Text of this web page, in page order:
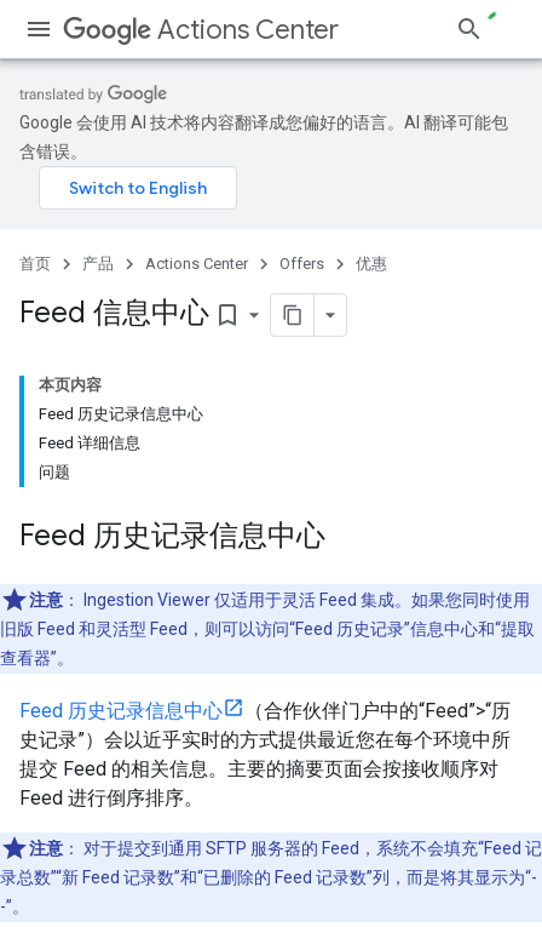
Actions Center
Google 会使用 AI 技术将内容翻译成您偏好的语言。AI 翻译可能包
含错误。
首页 产品 Actions Center Offers 优惠
Feed 信息中心 bookmark_border
本页内容
Feed 历史记录信息中心
Feed 详细信息
问题
Feed 历史记录信息中心
注意 ：
Ingestion Viewer 仅适用于灵活 Feed 集成。如果您同时使用
旧版 Feed 和灵活型 Feed，则可以访问“Feed 历史记录”信息中心和“提取
查看器”。
Feed 历史记录信息中心
（合作伙伴门户中的“Feed”>“历
史记录”）会以近乎实时的方式提供最近您在每个环境中所
提交 Feed 的相关信息。主要的摘要页面会按接收顺序对
Feed 进行倒序排序。
注意 ：
对于提交到通用 SFTP 服务器的 Feed，系统不会填充“Feed 记
录总数”“新 Feed 记录数”和“已删除的 Feed 记录数”列，而是将其显示为“-
-”。